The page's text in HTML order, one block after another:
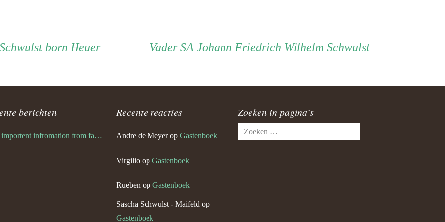
VaderVader
SA Johann Friedrich Wilhelm Schwulst
born Heuer
berichten
Very importent infromation from family Schwulst
Recente reacties
Andre de Meyerop Gastenboek
Virgilio op Gastenboek
Rueben op Gastenboek
Sascha Schwulst - Maifeld op
Gastenboek
Zoeken in pagina’s
Zoeken
naar: